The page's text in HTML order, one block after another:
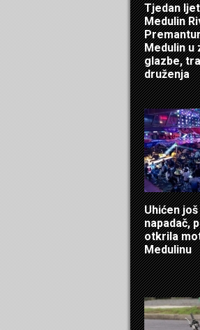
Tjedan
Medulin
Medulin u
glazbe,
druženja
Uhićen
napadač,
otkrila
Medulinu